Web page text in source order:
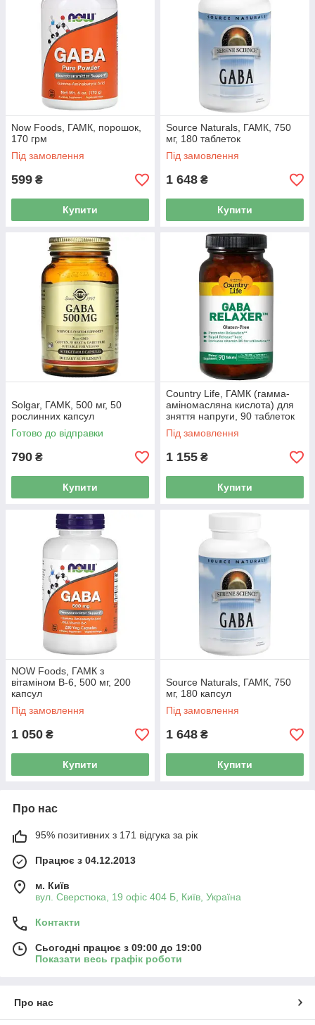
Now Foods, ГАМК, порошок,
170 грм
Під замовлення
599 ₴
Купити
Source Naturals, ГАМК, 750
мг, 180 таблеток
Під замовлення
1 648 ₴
Купити
Solgar, ГАМК, 500 мг, 50
рослинних капсул
Готово до відправки
790 ₴
Купити
Country Life, ГАМК (гамма-
аміномасляна кислота) для
зняття напруги, 90 таблеток
Під замовлення
1 155 ₴
Купити
NOW Foods, ГАМК з
вітаміном B-6, 500 мг, 200
капсул
Під замовлення
1 050 ₴
Купити
Source Naturals, ГАМК, 750
мг, 180 капсул
Під замовлення
1 648 ₴
Купити
Про нас
95% позитивних з 171 відгука за рік
Працює з 04.12.2013
м. Київ
вул. Сверстюка, 19 офіс 404 Б, Київ, Україна
Контакти
Сьогодні працює з 09:00 до 19:00
Показати весь графік роботи
Про нас